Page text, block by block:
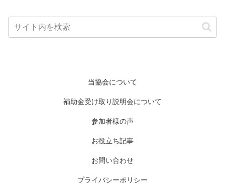
当協会について
補助金受け取り説明会について
参加者様の声
お役立ち記事
お問い合わせ
プライバシーポリシー